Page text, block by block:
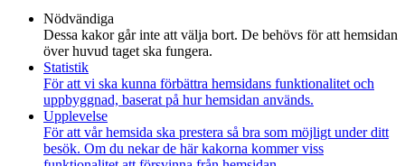
Nödvändiga
Dessa kakor går inte att välja bort. De behövs för att hemsidan
över huvud taget ska fungera.
Statistik
För att vi ska kunna förbättra hemsidans funktionalitet och
uppbyggnad, baserat på hur hemsidan används.
Upplevelse
För att vår hemsida ska prestera så bra som möjligt under ditt
besök. Om du nekar de här kakorna kommer viss